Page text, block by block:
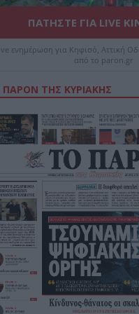
ΠΑΤΗΣΤΕ ΓΙΑ LIVE
ενημέρωση για Κηφισό, Αττική
από το paron.gr
ΤΗΣ ΚΥΡΙΑΚΗΣ